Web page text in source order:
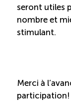
seront utiles
nombre et
stimulant.
Merci à
participation!